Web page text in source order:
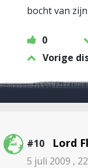
bocht van
0
Vorige
#10 Lord
5 juli 2009 ,